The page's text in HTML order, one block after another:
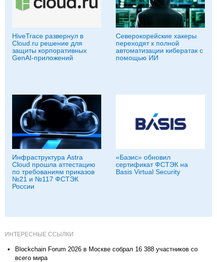
HiveTrace развернул в
Cloud.ru решение для
защиты корпоративных
GenAI-приложений
Северокорейские хакеры
переходят к полной
автоматизации кибератак с
помощью ИИ
Инфраструктура Astra
Cloud прошла аттестацию
по требованиям приказов
№21 и №117 ФСТЭК
России
«Базис» обновил
сертификат ФСТЭК на
Basis Virtual Security
ИНТЕРЕСНЫЕ ССЫЛКИ
Blockchain Forum 2026 в Москве собрал 16 388 участников со
всего мира